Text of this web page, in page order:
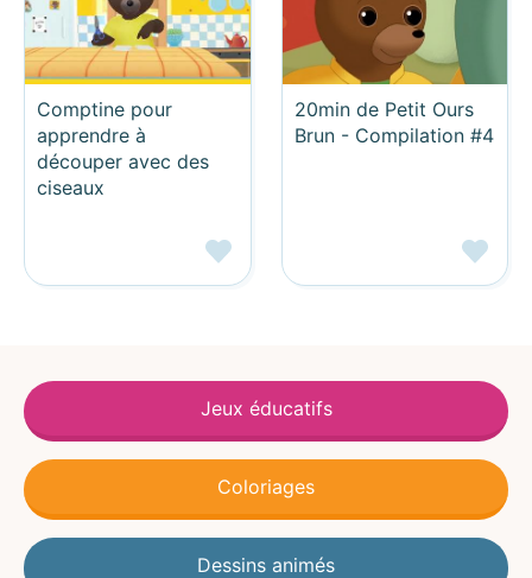
Comptine pour
apprendre à
découper avec des
ciseaux
20min de Petit Ours
Brun - Compilation #4
Jeux éducatifs
Coloriages
Dessins animés